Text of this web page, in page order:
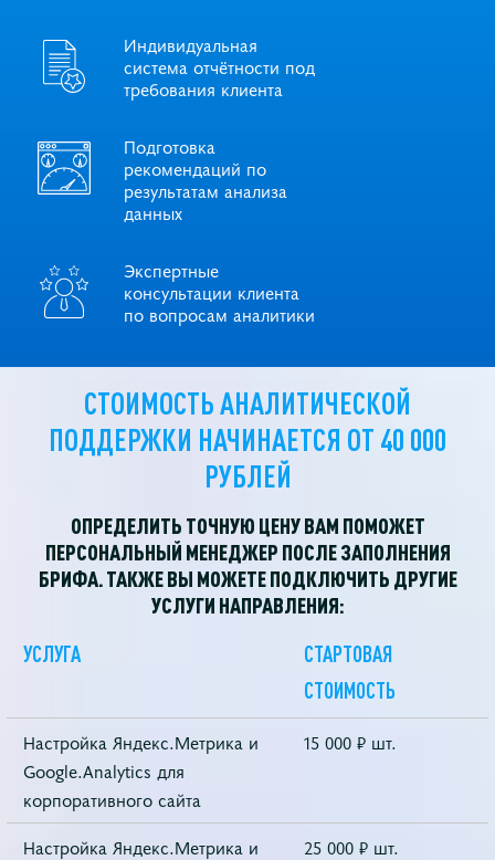
Индивидуальная
система отчётности под
требования клиента
Подготовка
рекомендаций по
результатам анализа
данных
Экспертные
консультации клиента
по вопросам аналитики
СТОИМОСТЬ АНАЛИТИЧЕСКОЙ
ПОДДЕРЖКИ НАЧИНАЕТСЯ ОТ 40 000
РУБЛЕЙ
ОПРЕДЕЛИТЬ ТОЧНУЮ ЦЕНУ ВАМ ПОМОЖЕТ
ПЕРСОНАЛЬНЫЙ МЕНЕДЖЕРПОСЛЕ ЗАПОЛНЕНИЯ
БРИФА. ТАКЖЕ ВЫ МОЖЕТЕ ПОДКЛЮЧИТЬ ДРУГИЕ
УСЛУГИ НАПРАВЛЕНИЯ:
УСЛУГА
СТАРТОВАЯ
СТОИМОСТЬ
Настройка Яндекс.Метрика и
Google.Analytics для
корпоративного сайта
15 000 ₽ шт.
Настройка Яндекс.Метрика и
25 000 ₽ шт.